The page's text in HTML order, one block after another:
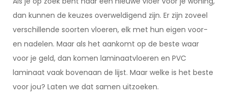
dan kunnen de keuzes overweldigend zijn. Er zijn zoveel
verschillende soorten vloeren, elk met hun eigen voor-
en nadelen. Maar als het aankomt op de beste waar
voor je geld, dan komen laminaatvloeren en PVC
laminaat vaak bovenaan de lijst. Maar welke is het beste
voor jou? Laten we dat samen uitzoeken.